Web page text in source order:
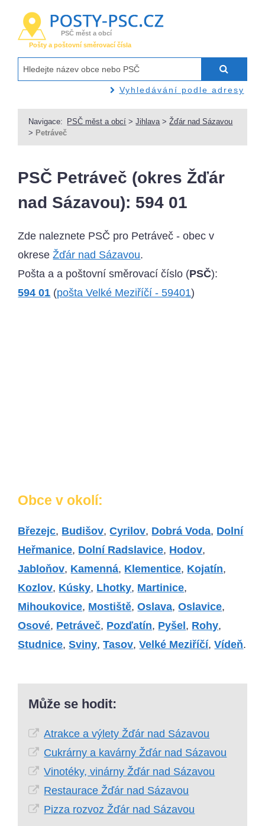
PSČ měst a obcí
Pošty a poštovní směrovací čísla
Vyhledávání podle adresy
Navigace: PSČ měst a obcí >Jihlava >Žďár nad Sázavou
> Petráveč
PSČ Petráveč (okres Žďár
nad Sázavou): 594 01
Zde naleznete PSČ pro Petráveč - obec v
okreseŽďár nad Sázavou.
Pošta a a poštovní směrovací číslo (PSČ):
594 01 (pošta Velké Meziříčí - 59401)
Obce v okolí:
Březejc, Budišov,Cyrilov, Dobrá Voda, Dolní
Heřmanice, Dolní Radslavice, Hodov,
Jabloňov, Kamenná, Klementice, Kojatín,
Kozlov, Kúsky, Lhotky, Martinice,
Mihoukovice, Mostiště,Oslava,Oslavice,
Osové, Petráveč, Pozďatín, Pyšel , Rohy,
Studnice,Sviny,Tasov,Velké Meziříčí,Vídeň.
Může se hodit:
Atrakce a výlety Žďár nad Sázavou
Cukrárny a kavárny Žďár nad Sázavou
Vinotéky, vinárny Žďár nad Sázavou
Restaurace Žďár nad Sázavou
Pizza rozvoz Žďár nad Sázavou